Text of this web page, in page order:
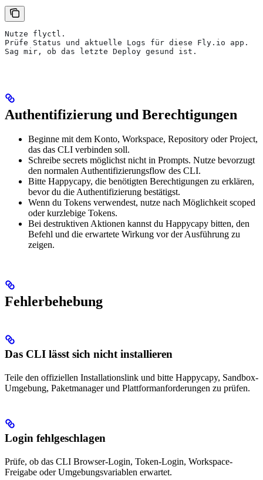
Nutze flyctl.
Prüfe Status und aktuelle Logs für diese Fly.io app.
Sag mir, ob das letzte Deploy gesund ist.
Authentifizierung und Berechtigungen
Beginne mit dem Konto, Workspace, Repository oder Project,
das das CLI verbinden soll.
Schreibe secrets möglichst nicht in Prompts. Nutze bevorzugt
den normalen Authentifizierungsflow des CLI.
Bitte Happycapy, die benötigten Berechtigungen zu erklären,
bevor du die Authentifizierung bestätigst.
Wenn du Tokens verwendest, nutze nach Möglichkeit scoped
oder kurzlebige Tokens.
Bei destruktiven Aktionen kannst du Happycapy bitten, den
Befehl und die erwartete Wirkung vor der Ausführung zu
zeigen.
Fehlerbehebung
Das CLI lässt sich nicht installieren
Teile den offiziellen Installationslink und bitte Happycapy, Sandbox-
Umgebung, Paketmanager und Plattformanforderungen zu prüfen.
Login fehlgeschlagen
Prüfe, ob das CLI Browser-Login, Token-Login, Workspace-
Freigabe oder Umgebungsvariablen erwartet.